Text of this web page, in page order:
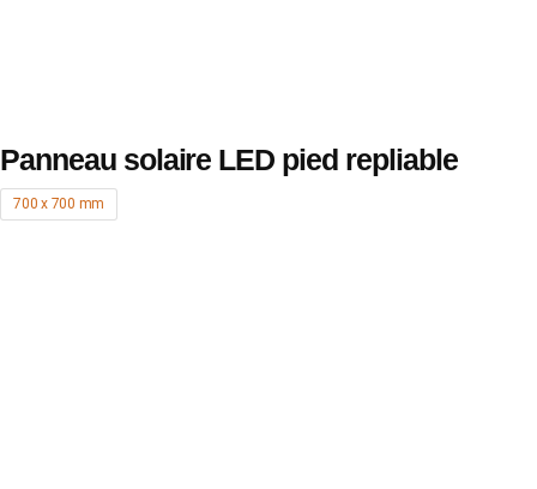
Panneau solaire LED pied repliable
700 x 700 mm